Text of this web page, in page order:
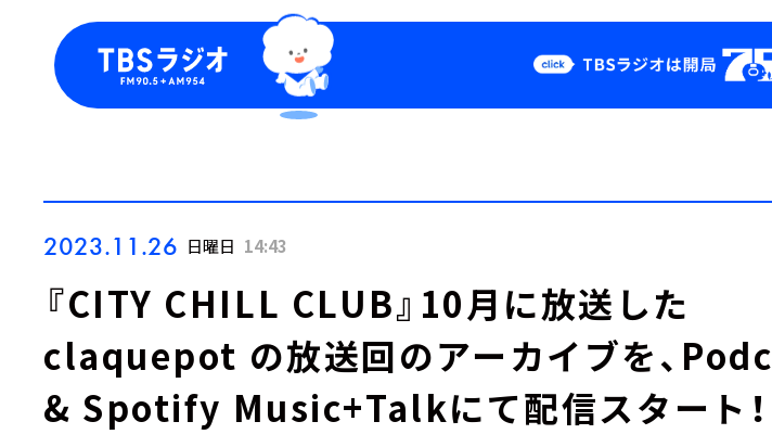
Podcast
2023.11.26 日曜日 14:43
『CITY CHILL CLUB』10月に放送した
claquepot の放送回のアーカイブを、
& Spotify Music+Talkにて配信スタート！